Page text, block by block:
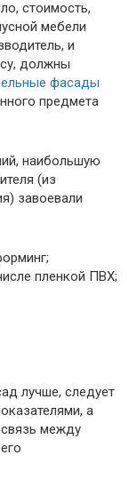
стоимость,
мебели
и
должны
фасады
предмета
наибольшую
(из
завоевали
пленкой ПВХ;
лучше, следует
а
между